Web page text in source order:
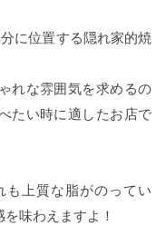
に位置する隠れ家的焼
れな雰囲気を求めるの
たい時に適したお店で
上質な脂がのってい
味わえますよ！